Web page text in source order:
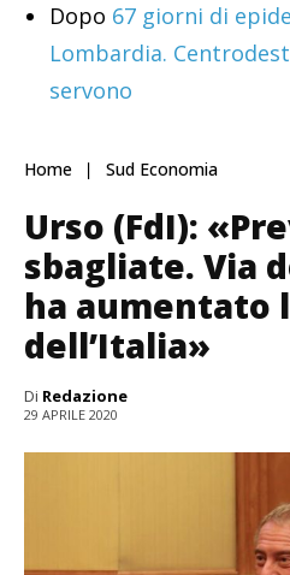
Dopo 67 giorni di
Lombardia.
servono
Home Sud Economia
Urso (FdI):
sbagliate. Via
ha aumentato
dell’Italia»
Di Redazione
29 APRILE 2020